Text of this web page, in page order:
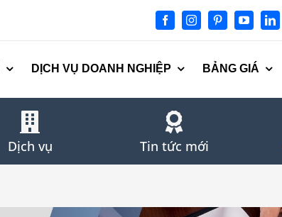
DỊCH VỤ DOANH NGHIỆP BẢNG GIÁ
Dịch vụ Tin tức mới